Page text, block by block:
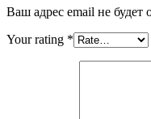
Ваш адрес email не будет
Your rating *